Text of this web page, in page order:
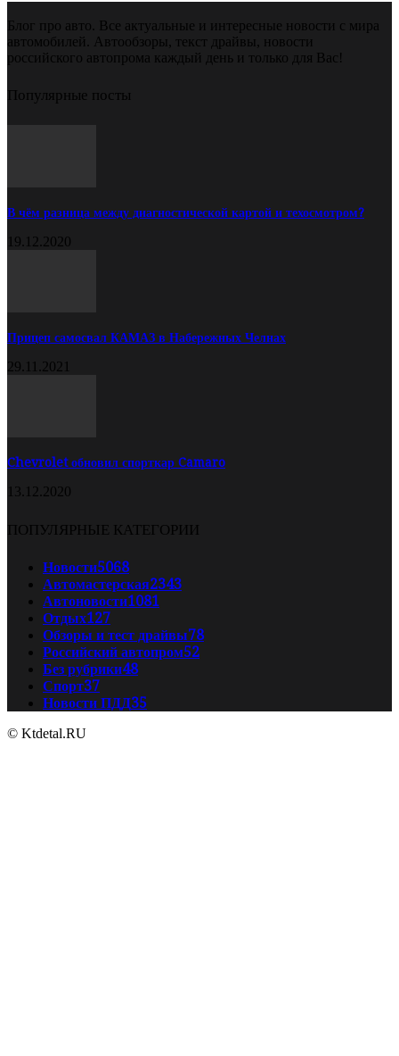
Блог про авто. Все актуальные и интересные новости с мира
автомобилей. Автообзоры, текст драйвы, новости
российского автопрома каждый день и только для Вас!
Популярные посты
В чём разница между диагностической картой и техосмотром?
19.12.2020
Прицеп самосвал КАМАЗ в Набережных Челнах
29.11.2021
Chevrolet обновил спорткар Camaro
13.12.2020
ПОПУЛЯРНЫЕ КАТЕГОРИИ
Новости5068
Автомастерская2343
Автоновости1081
Отдых127
Обзоры и тест драйвы78
Российский автопром52
Без рубрики48
Спорт37
Новости ПДД35
© Ktdetal.RU